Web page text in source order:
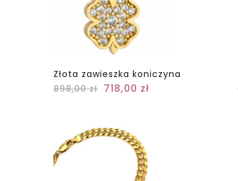
Złota zawieszka koniczyna
898,00zł 718,00 zł